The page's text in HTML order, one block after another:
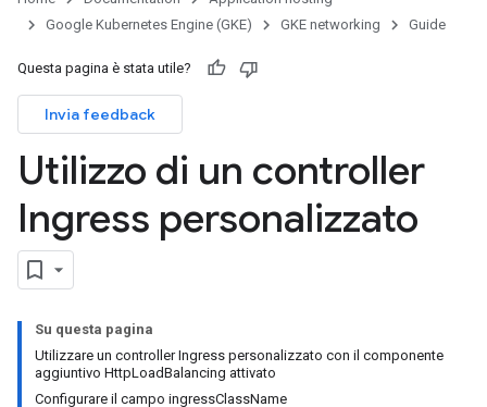
Google Kubernetes Engine (GKE)
GKE networking Guide
Questa pagina è stata utile?
Invia feedback
Utilizzo di un controller
Ingress personalizzato
Su questa pagina
Utilizzare un controller Ingress personalizzato con il componente
aggiuntivo HttpLoadBalancing attivato
Configurare il campo ingressClassName